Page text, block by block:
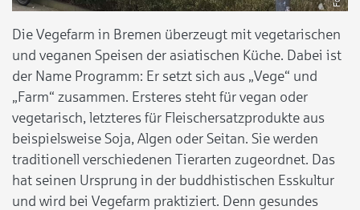
Die Vegefarm in Bremen überzeugt mit vegetarischen
und veganen Speisen der asiatischen Küche. Dabei ist
der Name Programm: Er setzt sich aus „Vege“ und
„Farm“ zusammen. Ersteres steht für vegan oder
vegetarisch, letzteres für Fleischersatzprodukte aus
beispielsweise Soja, Algen oder Seitan. Sie werden
traditionell verschiedenen Tierarten zugeordnet. Das
hat seinen Ursprung in der buddhistischen Esskultur
und wird bei Vegefarm praktiziert. Denn gesundes